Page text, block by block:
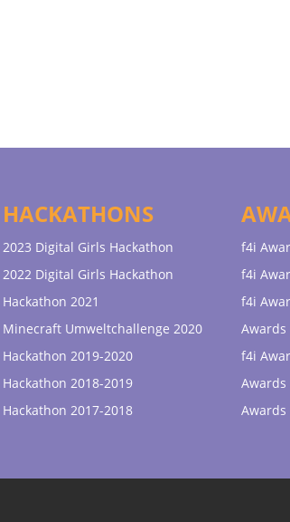
HACKATHONS
2023 Digital Girls Hackathon
2022 Digital Girls Hackathon
Hackathon 2021
Minecraft Umweltchallenge 2020
Hackathon 2019-2020
Hackathon 2018-2019
Hackathon 2017-2018
f4i
f4i
f4i
Awards
f4i
Awards
Awards